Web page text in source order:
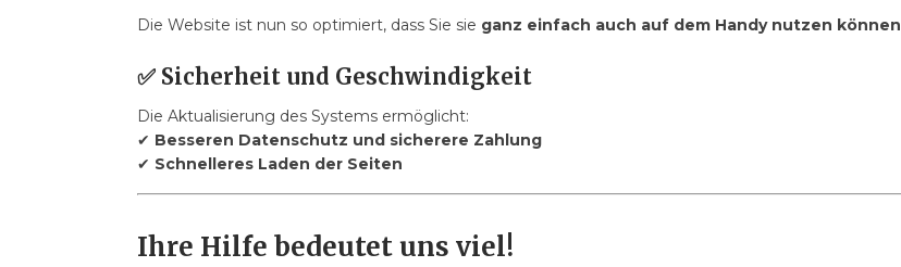
Die Website ist nun so optimiert, dass Sie sie ganz einfach auch auf dem Handy nutzen können
✅ Sicherheit und Geschwindigkeit
Die Aktualisierung des Systems ermöglicht:
✔ Besseren Datenschutz und sicherere Zahlung
✔ Schnelleres Laden der Seiten
Ihre Hilfe bedeutet uns viel!